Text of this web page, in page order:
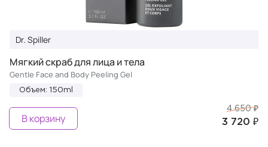
Dr. Spiller
Мягкий скраб для лица и тела
Gentle Face and Body Peeling Gel
Объем: 150ml
4 650 ₽
3 720 ₽
В корзину